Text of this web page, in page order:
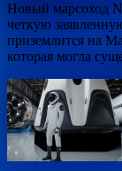
Новый марсоход
четкую
приземлится на
которая могла